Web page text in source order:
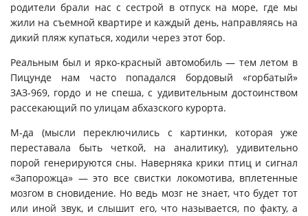
родители брали нас с сестрой в отпуск на море, где мы
жили на съемной квартире и каждый день, направляясь на
дикий пляж купаться, ходили через этот бор.
Реальным был и ярко-красный автомобиль — тем летом в
Пицунде нам часто попадался бордовый «горбатый»
ЗАЗ-969, гордо и не спеша, с удивительным достоинством
рассекающий по улицам абхазского курорта.
М-да (мысли переключились с картинки, которая уже
переставала быть четкой, на аналитику), удивительно
порой генерируются сны. Наверняка крики птиц и сигнал
«Запорожца» — это все свистки локомотива, вплетенные
мозгом в сновидение. Но ведь мозг не знает, что будет тот
или иной звук, и слышит его, что называется, по факту, а